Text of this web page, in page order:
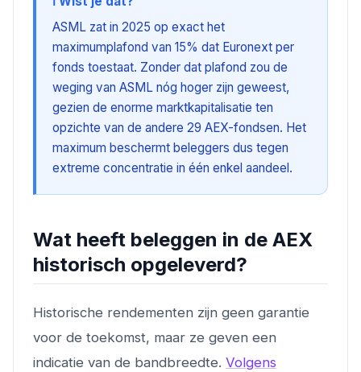
ASML zat in 2025 op exact het
maximumplafond van 15% dat Euronext per
fonds toestaat. Zonder dat plafond zou de
weging van ASML nóg hoger zijn geweest,
gezien de enorme marktkapitalisatie ten
opzichte van de andere 29 AEX-fondsen. Het
maximum beschermt beleggers dus tegen
extreme concentratie in één enkel aandeel.
Wat heeft beleggen in de AEX
historisch opgeleverd?
Historische rendementen zijn geen garantie
voor de toekomst, maar ze geven een
indicatie van de bandbreedte. Volgens